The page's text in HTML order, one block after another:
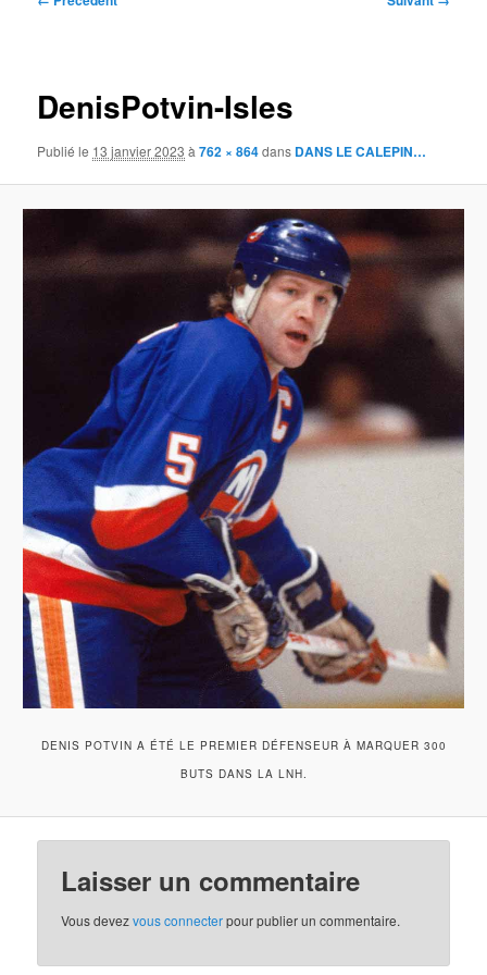
DenisPotvin-Isles
Publié le 13 janvier 2023 à762 × 864dans DANS LE CALEPIN…
DENIS POTVIN A ÉTÉ LE PREMIER DÉFENSEUR À MARQUER 300
BUTS DANS LA LNH.
Laisser un commentaire
Vous devezvous connecterpour publier un commentaire.